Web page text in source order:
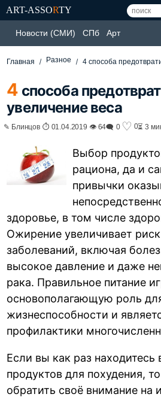
ART-ASSORTY
Новости (СМИ) СПб Арт
Главная Разное 4 способа
4 способа
увеличение веса
✎ Блинцов ⏱ 01.04.2019 👁 64🗨 0 ♡ 0⏳ 3
Выбор
рациона, да и
привычки
здоровье, в том числе
Ожирение увеличивает
заболеваний, включая
высокое давление и даже
рака. Правильное питание
основополагающую роль
жизнеспособности и
профилактики
Если вы как раз
продуктов для похудения,
обратить своё внимание на